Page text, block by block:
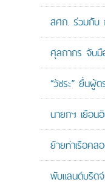
สศก. ร่วมกับ
ศุลกากร จับมื
“วัชระ” ยื่นผู้
นายกฯ เยือน
ย้ายท่าเรือค
พับแลนด์บริด